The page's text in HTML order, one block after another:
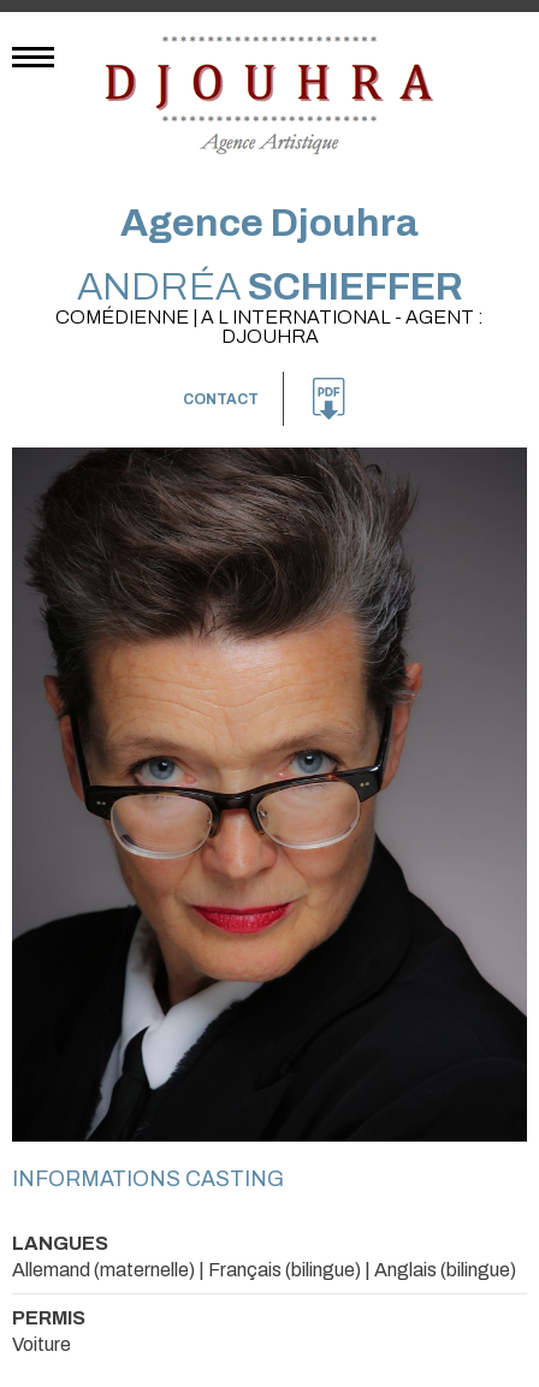
Agence Djouhra
ANDRÉASCHIEFFER
COMÉDIENNE | A L INTERNATIONAL - AGENT :
DJOUHRA
CONTACT
INFORMATIONS CASTING
LANGUES
Allemand (maternelle) | Français (bilingue) | Anglais (bilingue)
PERMIS
Voiture